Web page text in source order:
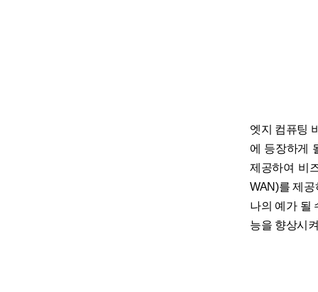
엣지 컴퓨팅
에 등장하게
제공하여 비
WAN)를 제
나의 예가 될
능을 향상시